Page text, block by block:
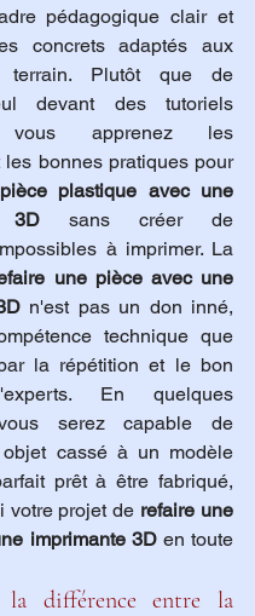
pédagogique clair et
concrets adaptés aux
terrain. Plutôt que de
devant des tutoriels
vous apprenez les
raccourcis et les bonnes pratiques pour
plastique avec une
3D sans créer de
à imprimer. La
une pièce avec une
n'est pas un don inné,
technique que
la répétition et le bon
En quelques
serez capable de
cassé à un modèle
prêt à être fabriqué,
votre projet de refaire une
imprimante 3D en toute
la différence entre la